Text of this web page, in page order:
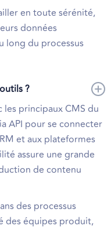
en toute sérénité,
données
long du processus
?
principaux CMS du
API pour se connecter
et aux plateformes
assure une grande
de contenu
des processus
des équipes produit,